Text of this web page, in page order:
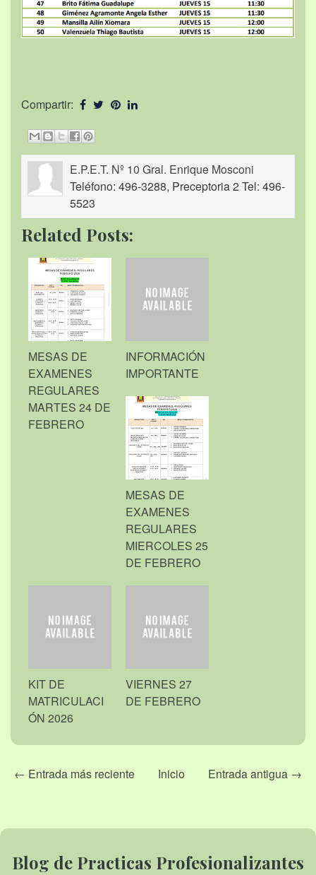
Compartir:
E.P.E.T. Nº 10 Gral. Enrique Mosconi
Teléfono: 496-3288, Preceptoria 2 Tel: 496-
5523
Related Posts:
MESAS DE
EXAMENES
REGULARES
MARTES 24 DE
FEBRERO
INFORMACIÓN
IMPORTANTE
MESAS DE
EXAMENES
REGULARES
MIERCOLES 25
DE FEBRERO
KIT DE
MATRICULACI
ÓN 2026
VIERNES 27
DE FEBRERO
← Entrada más reciente Entrada antigua →
Inicio
Blog de Practicas Profesionalizantes